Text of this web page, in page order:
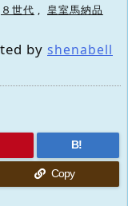
８世代 , 皇室馬納品
by shenabell
B!
Copy